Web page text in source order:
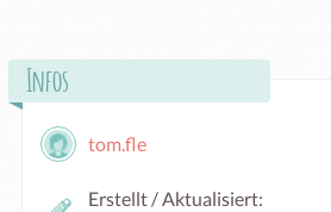
Infos
tom.fle
Erstellt / Aktualisiert: